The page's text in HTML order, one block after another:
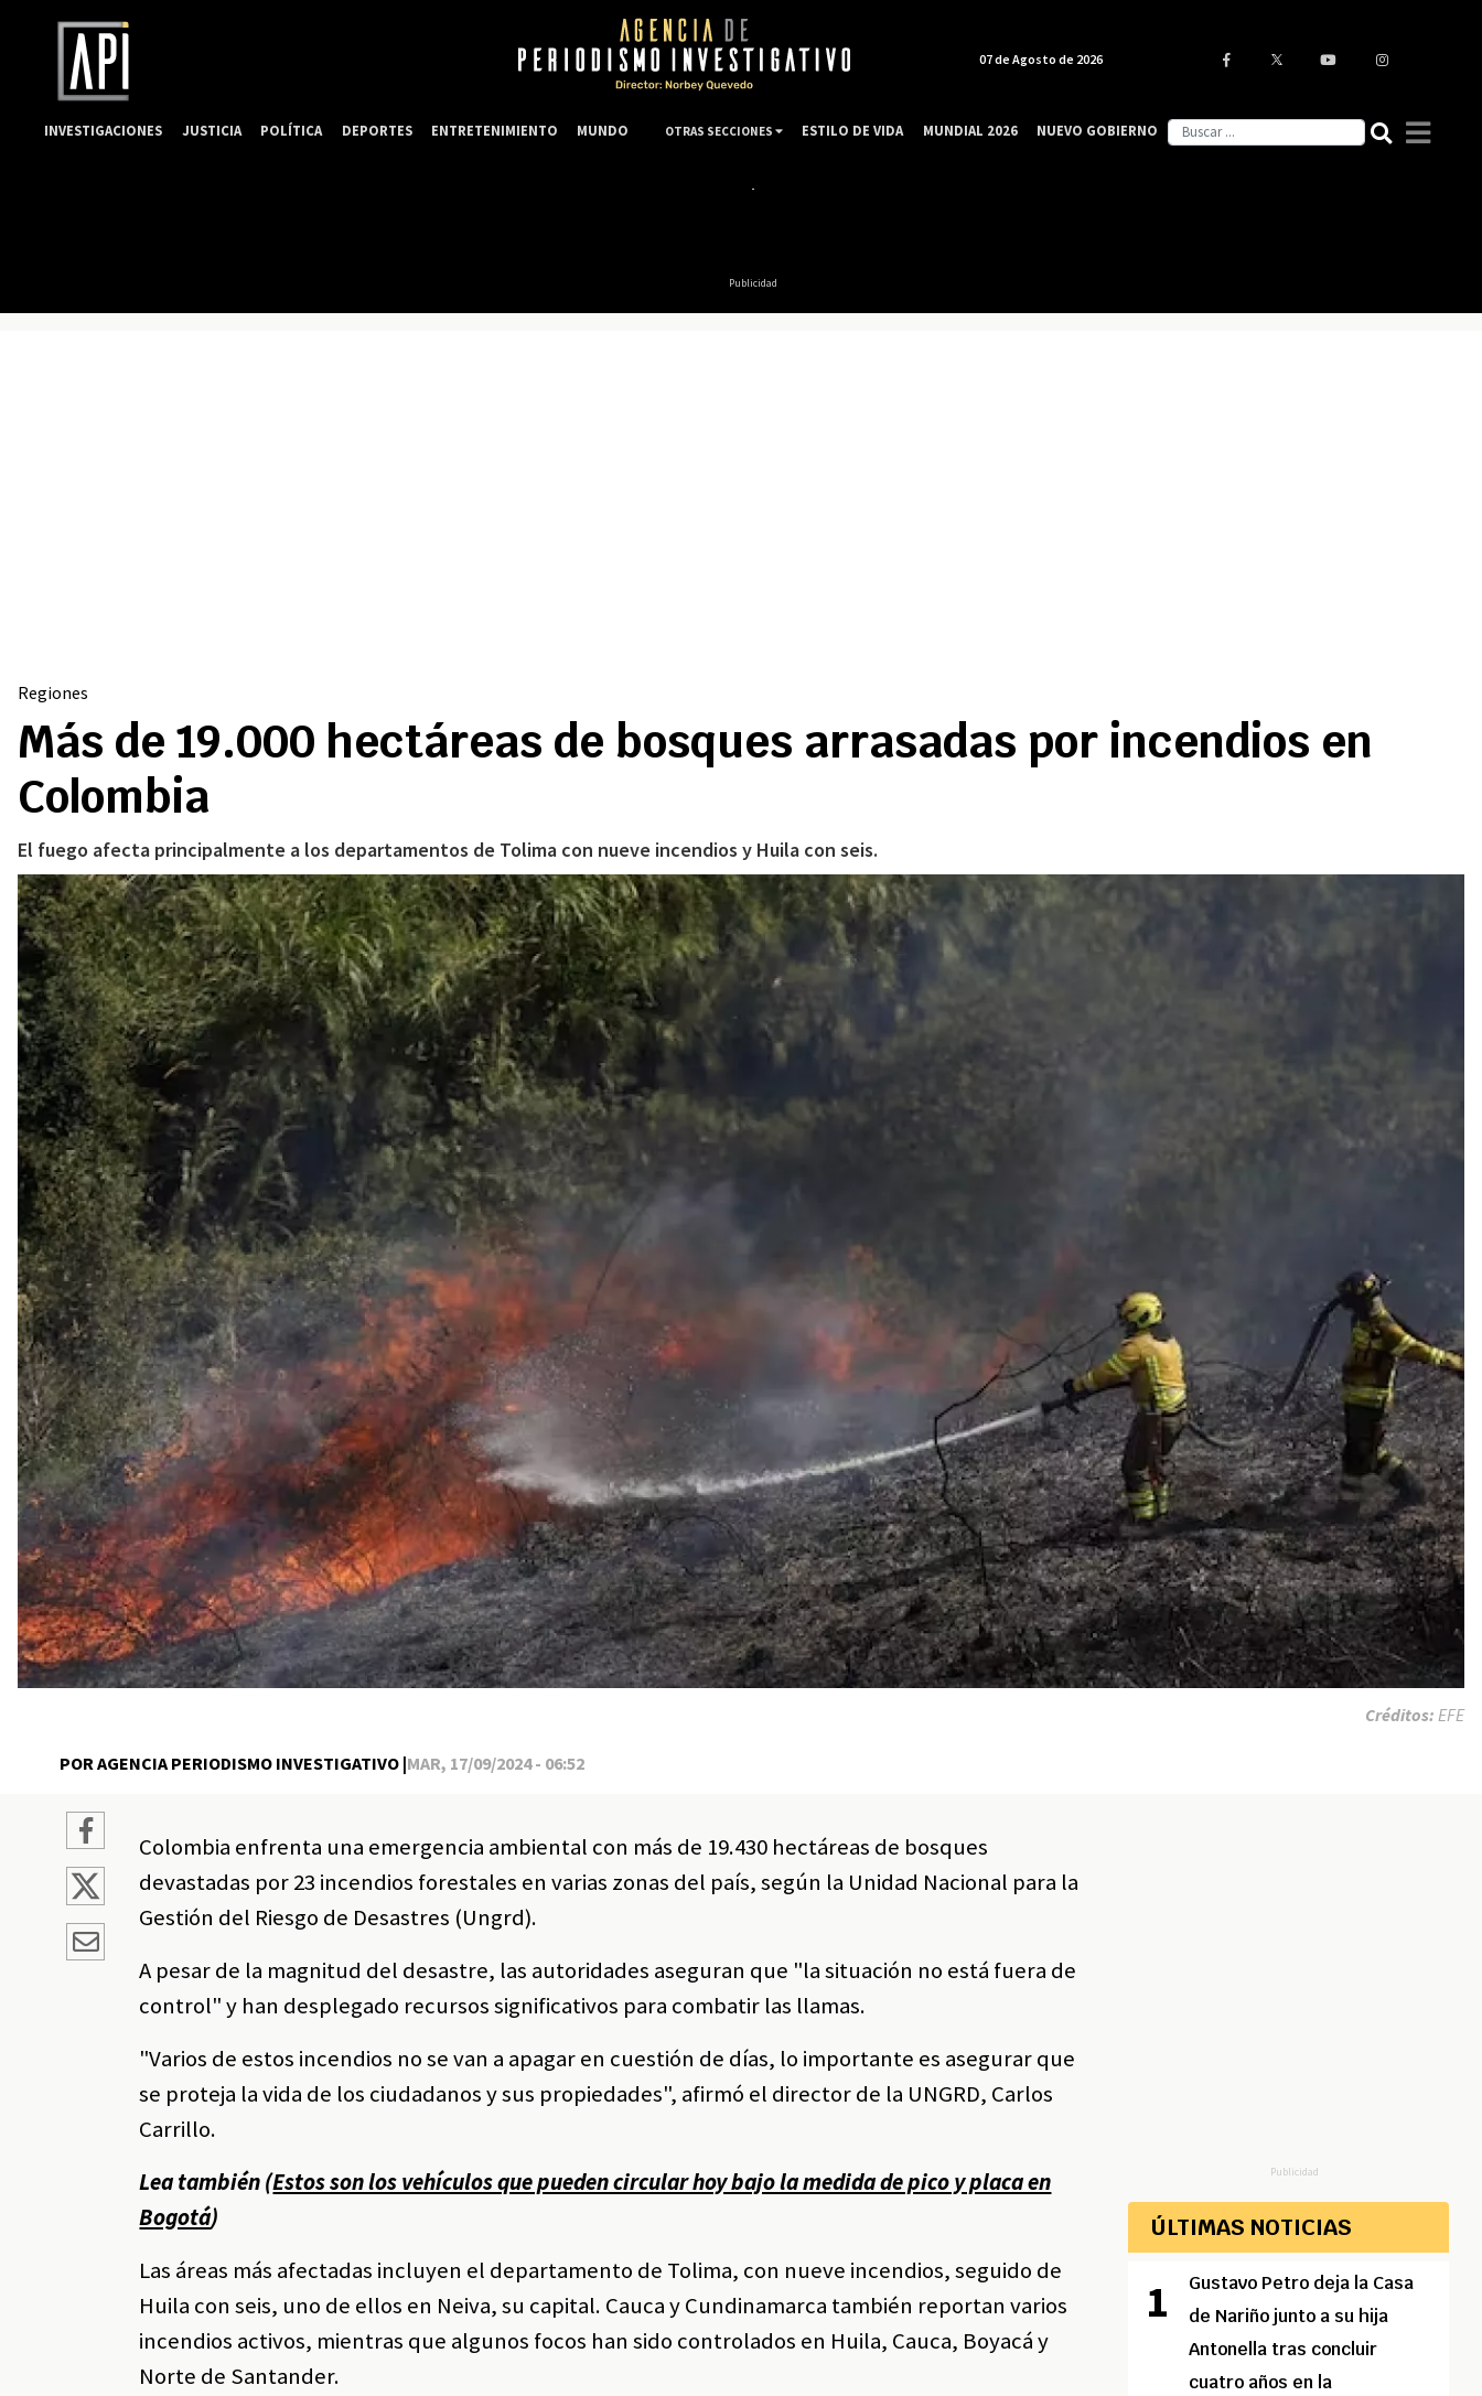
Publicidad
Regiones
Más de 19.000 hectáreas de bosques arrasadas por incendios en
Colombia
El fuego afecta principalmente a los departamentos de Tolima con nueve incendios y Huila con seis.
POR AGENCIA PERIODISMO INVESTIGATIVO |MAR, 17/09/2024 - 06:52
Créditos: EFE
Colombia enfrenta una emergencia ambiental con más de 19.430 hectáreas de bosques
devastadas por 23 incendios forestales en varias zonas del país, según la Unidad Nacional para la
Gestión del Riesgo de Desastres (Ungrd).
A pesar de la magnitud del desastre, las autoridades aseguran que "la situación no está fuera de
control" y han desplegado recursos significativos para combatir las llamas.
"Varios de estos incendios no se van a apagar en cuestión de días, lo importante es asegurar que
se proteja la vida de los ciudadanos y sus propiedades", afirmó el director de la UNGRD, Carlos
Carrillo.
Lea también (Estos son los vehículos que pueden circular hoy bajo la medida de pico y placa en
Bogotá)
Las áreas más afectadas incluyen el departamento de Tolima, con nueve incendios, seguido de
Huila con seis, uno de ellos en Neiva, su capital. Cauca y Cundinamarca también reportan varios
incendios activos, mientras que algunos focos han sido controlados en Huila, Cauca, Boyacá y
Norte de Santander.
Publicidad
ÚLTIMAS NOTICIAS
Gustavo Petro deja la Casa
de Nariño junto a su hija
Antonella tras concluir
cuatro años en la
07 de Agosto de 2026
INVESTIGACIONES JUSTICIA POLÍTICA DEPORTES ENTRETENIMIENTO MUNDO OTRAS SECCIONES ESTILO DE VIDA MUNDIAL 2026 NUEVO GOBIERNO